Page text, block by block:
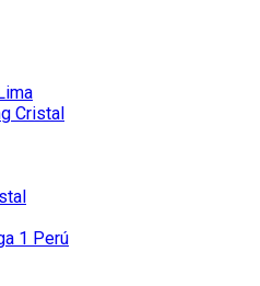
Cristal
1 Perú